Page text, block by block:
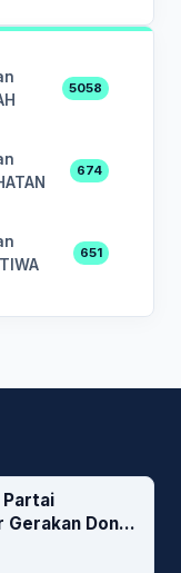
5058
674
651
Partai
Gerakan Donor